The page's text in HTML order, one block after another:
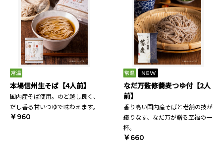
本場信州生そば【4人前】
国内産そば使用。のど越し良く、
だし香る甘いつゆで味わえます。
￥960
なだ万監修蕎麦つゆ付【2人
前】
香り高い国内産そばと老舗の技が
織りなす、なだ万が贈る至福の一
杯。
￥660